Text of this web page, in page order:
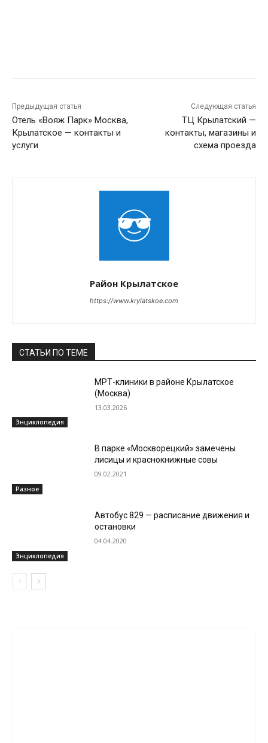
Предыдущая статья
Отель «Вояж Парк» Москва,
Крылатское — контакты и
услуги
Следующая статья
ТЦ Крылатский —
контакты, магазины и
схема проезда
Район Крылатское
https://www.krylatskoe.com
СТАТЬИ ПО ТЕМЕ
Энциклопедия
МРТ-клиники в районе Крылатское
(Москва)
13.03.2026
Разное
В парке «Москворецкий» замечены
лисицы и краснокнижные совы
09.02.2021
Энциклопедия
Автобус 829 — расписание движения и
остановки
04.04.2020